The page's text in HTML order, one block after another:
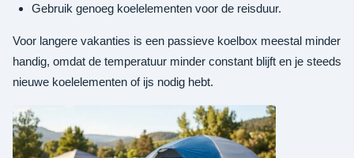
Gebruik genoeg koelelementen voor de reisduur.
Voor langere vakanties is een passieve koelbox meestal minder
handig, omdat de temperatuur minder constant blijft en je steeds
nieuwe koelelementen of ijs nodig hebt.